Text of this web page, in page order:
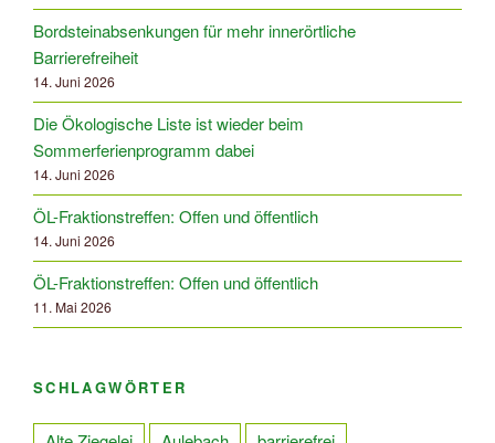
Bordsteinabsenkungen für mehr innerörtliche
Barrierefreiheit
14. Juni 2026
Die Ökologische Liste ist wieder beim
Sommerferienprogramm dabei
14. Juni 2026
ÖL-Fraktionstreffen: Offen und öffentlich
14. Juni 2026
ÖL-Fraktionstreffen: Offen und öffentlich
11. Mai 2026
SCHLAGWÖRTER